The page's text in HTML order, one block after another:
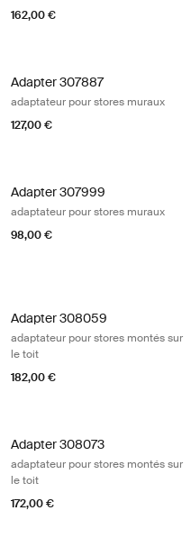
162,00 €
Adapter 307887
adaptateur pour stores muraux
127,00 €
Adapter 307999
adaptateur pour stores muraux
98,00 €
Adapter 308059
adaptateur pour stores montés sur
le toit
182,00 €
Adapter 308073
adaptateur pour stores montés sur
le toit
172,00 €